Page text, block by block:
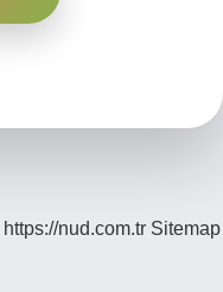
https://nud.com.tr Sitemap